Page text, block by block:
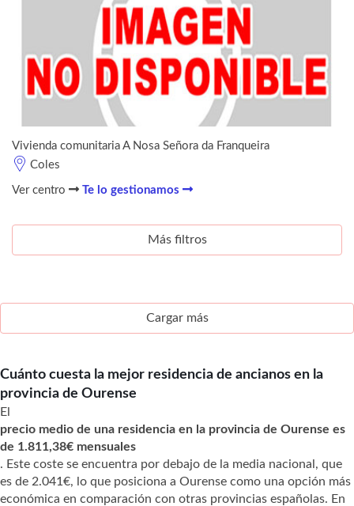
Vivienda comunitaria A Nosa Señora da Franqueira
Coles
Ver centro Te lo gestionamos
Más filtros
Cargar más
Cuánto cuesta la mejor residencia de ancianos en la
provincia de Ourense
El
precio medio de una residencia en la provincia de Ourense es
de 1.811,38€ mensuales
. Este coste se encuentra por debajo de la media nacional, que
es de 2.041€, lo que posiciona a Ourense como una opción más
económica en comparación con otras provincias españolas. En